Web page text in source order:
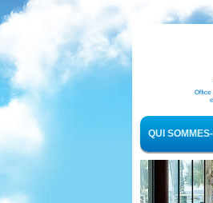
QUI